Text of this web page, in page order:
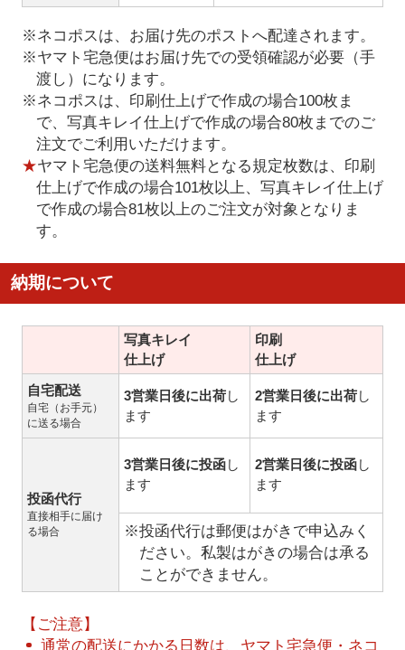
※ネコポスは、お届け先のポストへ配達されます。
※ヤマト宅急便はお届け先での受領確認が必要（手
渡し）になります。
※ネコポスは、印刷仕上げで作成の場合100枚ま
で、写真キレイ仕上げで作成の場合80枚までのご
注文でご利用いただけます。
★ヤマト宅急便の送料無料となる規定枚数は、印刷
仕上げで作成の場合101枚以上、写真キレイ仕上げ
で作成の場合81枚以上のご注文が対象となりま
す。
納期について
写真キレイ
仕上げ
印刷
仕上げ
自宅配送
自宅（お手元）
に送る場合
3営業日後に出荷し
ます
2営業日後に出荷し
ます
投函代行
直接相手に届け
る場合
3営業日後に投函し
ます
2営業日後に投函し
ます
※投函代行は郵便はがきで申込みく
ださい。私製はがきの場合は承る
ことができません。
【ご注意】
通常の配送にかかる日数は、ヤマト宅急便・ネコ